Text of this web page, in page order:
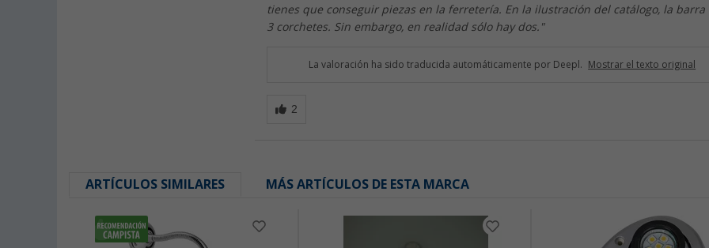
tienes que conseguir piezas en la ferretería. En la ilustración del catálogo, la barra
3 corchetes. Sin embargo, en realidad sólo hay dos."
La valoración ha sido traducida automáticamente por Deepl. Mostrar el texto original
ARTÍCULOS SIMILARES MÁS ARTÍCULOS DE ESTA MARCA